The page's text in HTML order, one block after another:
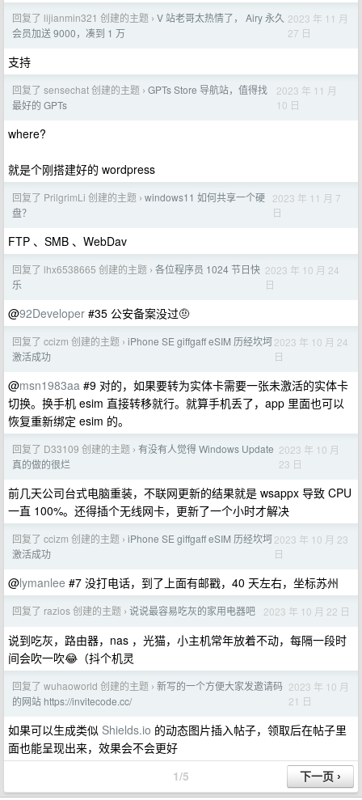
回复了 lijianmin321 创建的主题 › V 站老哥太热情了， Airy 永久
会员加送 9000，凑到 1 万
2023 年 11 月
27 日
支持
回复了 sensechat 创建的主题 › GPTs Store 导航站，值得找
最好的 GPTs
2023 年 11 月
10 日
where?
就是个刚搭建好的 wordpress
回复了 PrilgrimLi 创建的主题 › windows11 如何共享一个硬
盘？
2023 年 11 月 7
日
FTP 、SMB 、WebDav
回复了 lhx6538665 创建的主题 › 各位程序员 1024 节日快
乐
2023 年 10 月 24
日
@92Developer #35 公安备案没过🤨
回复了 ccizm 创建的主题 › iPhone SE giffgaff eSIM 历经坎坷
激活成功
2023 年 10 月 24
日
@msn1983aa #9 对的，如果要转为实体卡需要一张未激活的实体卡
切换。换手机 esim 直接转移就行。就算手机丢了，app 里面也可以
恢复重新绑定 esim 的。
回复了 D33109 创建的主题 › 有没有人觉得 Windows Update
真的做的很烂
2023 年 10 月
23 日
前几天公司台式电脑重装，不联网更新的结果就是 wsappx 导致 CPU
一直 100%。还得插个无线网卡，更新了一个小时才解决
回复了 ccizm 创建的主题 › iPhone SE giffgaff eSIM 历经坎坷
激活成功
2023 年 10 月 23
日
@lymanlee #7 没打电话，到了上面有邮戳，40 天左右，坐标苏州
回复了 razios 创建的主题 › 说说最容易吃灰的家用电器吧 2023 年 10 月 22 日
说到吃灰，路由器，nas ，光猫，小主机常年放着不动，每隔一段时
间会吹一吹😂（抖个机灵
回复了 wuhaoworld 创建的主题 › 新写的一个方便大家发邀请码
的网站 https://invitecode.cc/
2023 年 10 月
21 日
如果可以生成类似 Shields.io 的动态图片插入帖子，领取后在帖子里
面也能呈现出来，效果会不会更好
1/5